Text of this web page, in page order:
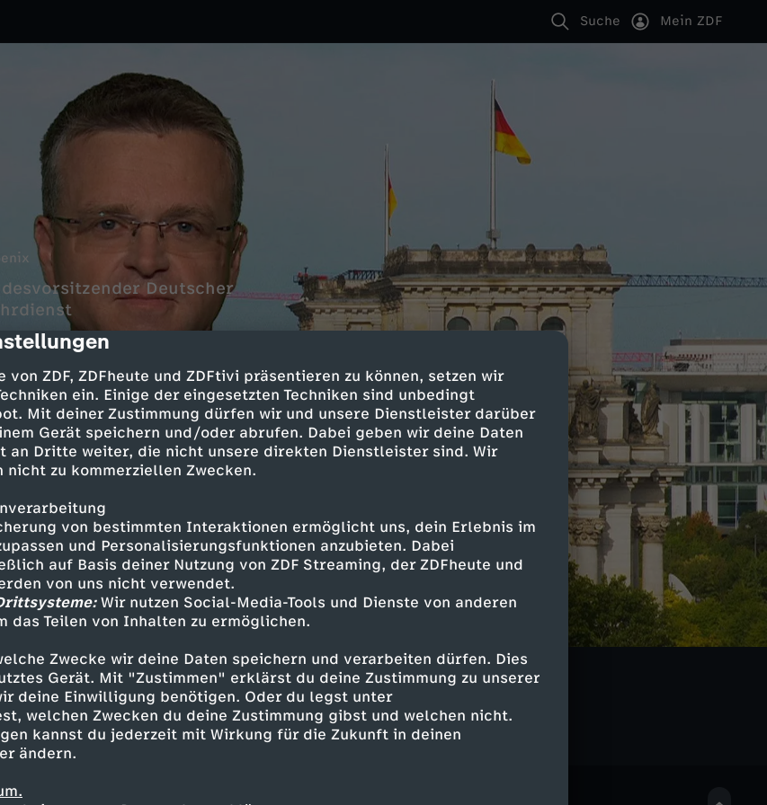
ZDF, ZDFheute und ZDFtivi präsentieren zu können, setzen wir
ein. Einige der eingesetzten Techniken sind unbedingt
Mit deiner Zustimmung dürfen wir und unsere Dienstleister darüber
Gerät speichern und/oder abrufen. Dabei geben wir deine Daten
an Dritte weiter, die nicht unsere direkten Dienstleister sind. Wir
nicht zu kommerziellen Zwecken.
von bestimmten Interaktionen ermöglicht uns, dein Erlebnis im
und Personalisierungsfunktionen anzubieten. Dabei
auf Basis deiner Nutzung von ZDF Streaming, der ZDFheute und
von uns nicht verwendet.
Wir nutzen Social-Media-Tools und Dienste von anderen
das Teilen von Inhalten zu ermöglichen.
Zwecke wir deine Daten speichern und verarbeiten dürfen. Dies
Gerät. Mit "Zustimmen" erklärst du deine Zustimmung zu unserer
deine Einwilligung benötigen. Oder du legst unter
welchen Zwecken du deine Zustimmung gibst und welchen nicht.
kannst du jederzeit mit Wirkung für die Zukunft in deinen
ändern.
Suche Mein ZDF
Deutscher
entdecken
informativ phoenix tagesgespräch